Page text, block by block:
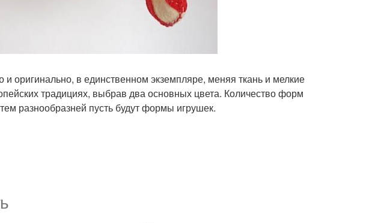
оригинально, в единственном экземпляре, меняя ткань и мелкие
традициях, выбрав два основных цвета. Количество форм
разнообразней пусть будут формы игрушек.